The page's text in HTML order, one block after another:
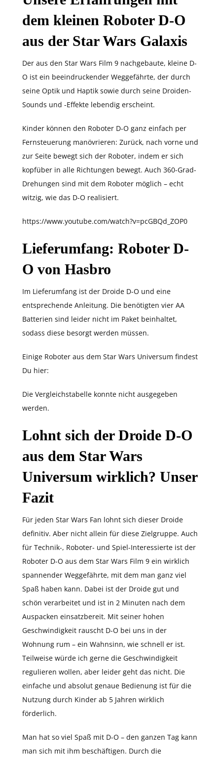
dem kleinen Roboter D-O
aus der Star Wars Galaxis
Der aus den Star Wars Film 9 nachgebaute, kleine D-
O ist ein beeindruckender Weggefährte, der durch
seine Optik und Haptik sowie durch seine Droiden-
Sounds und -Effekte lebendig erscheint.
Kinder können den Roboter D-O ganz einfach per
Fernsteuerung manövrieren: Zurück, nach vorne und
zur Seite bewegt sich der Roboter, indem er sich
kopfüber in alle Richtungen bewegt. Auch 360-Grad-
Drehungen sind mit dem Roboter möglich – echt
witzig, wie das D-O realisiert.
https://www.youtube.com/watch?v=pcGBQd_ZOP0
Lieferumfang: Roboter D-
O von Hasbro
Im Lieferumfang ist der Droide D-O und eine
entsprechende Anleitung. Die benötigten vier AA
Batterien sind leider nicht im Paket beinhaltet,
sodass diese besorgt werden müssen.
Einige Roboter aus dem Star Wars Universum findest
Du hier:
Die Vergleichstabelle konnte nicht ausgegeben
werden.
Lohnt sich der Droide D-O
aus dem Star Wars
Universum wirklich? Unser
Fazit
Für jeden Star Wars Fan lohnt sich dieser Droide
definitiv. Aber nicht allein für diese Zielgruppe. Auch
für Technik-, Roboter- und Spiel-Interessierte ist der
Roboter D-O aus dem Star Wars Film 9 ein wirklich
spannender Weggefährte, mit dem man ganz viel
Spaß haben kann. Dabei ist der Droide gut und
schön verarbeitet und ist in 2 Minuten nach dem
Auspacken einsatzbereit. Mit seiner hohen
Geschwindigkeit rauscht D-O bei uns in der
Wohnung rum – ein Wahnsinn, wie schnell er ist.
Teilweise würde ich gerne die Geschwindigkeit
regulieren wollen, aber leider geht das nicht. Die
einfache und absolut genaue Bedienung ist für die
Nutzung durch Kinder ab 5 Jahren wirklich
förderlich.
Man hat so viel Spaß mit D-O – den ganzen Tag kann
man sich mit ihm beschäftigen. Durch die